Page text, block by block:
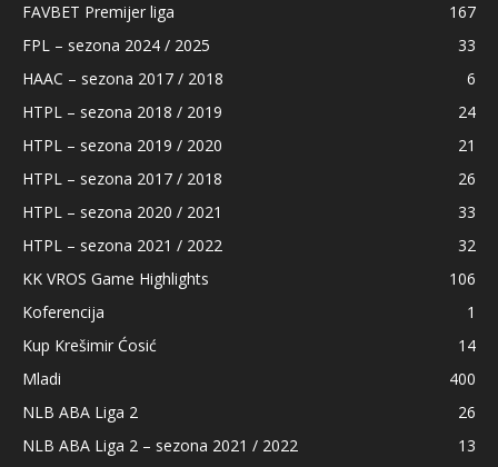
FAVBET Premijer liga
167
FPL – sezona 2024 / 2025
33
HAAC – sezona 2017 / 2018
6
HTPL – sezona 2018 / 2019
24
HTPL – sezona 2019 / 2020
21
HTPL – sezona 2017 / 2018
26
HTPL – sezona 2020 / 2021
33
HTPL – sezona 2021 / 2022
32
KK VROS Game Highlights
106
Koferencija
1
Kup Krešimir Ćosić
14
Mladi
400
NLB ABA Liga 2
26
NLB ABA Liga 2 – sezona 2021 / 2022
13